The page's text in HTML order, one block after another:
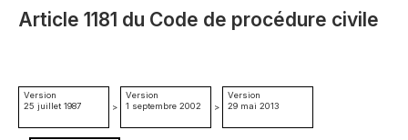
Article 1181 du Code de procédure civile
Version
25 juillet 1987
>
Version
1 septembre 2002
>
Version
29 mai 2013